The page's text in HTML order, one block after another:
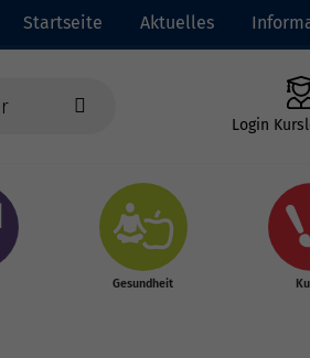
Startseite Aktuelles
Login
Gesundheit